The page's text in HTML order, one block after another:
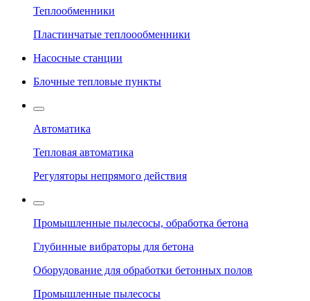
Теплообменники
Пластинчатые теплоообменники
Насосные станции
Блочные тепловые пункты
Автоматика
Тепловая автоматика
Регуляторы непрямого действия
Промышленные пылесосы, обработка бетона
Глубинные вибраторы для бетона
Оборудование для обработки бетонных полов
Промышленные пылесосы